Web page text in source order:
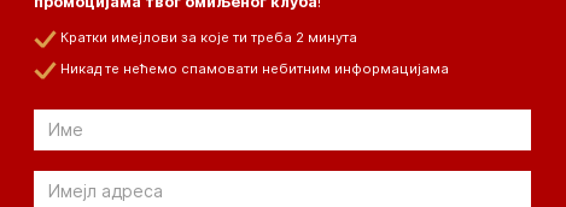
Кратки имејлови за које ти треба 2 минута
Никад те нећемо спамовати небитним информацијама
Email
Email